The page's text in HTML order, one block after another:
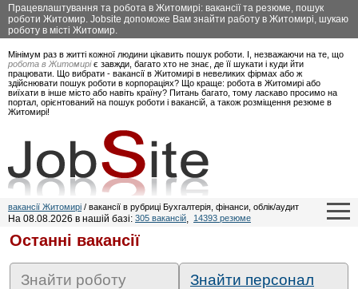
Працевлаштування та робота в Житомирі: вакансії та резюме, пошук
роботи Житомир. Jobsite допоможе Вам знайти работу в Житомирі, шукаю
роботу в місті Житомир.
Мінімум раз в житті кожної людини цікавить пошук роботи. І, незважаючи на те, що
робота в Житомиріє завжди, багато хто не знає, де її шукати і куди йти
працювати. Що вибрати - вакансії в Житомирі в невеликих фірмах або ж
здійснювати пошук роботи в корпораціях? Що краще: робота в Житомирі або
виїхати в інше місто або навіть країну? Питань багато, тому ласкаво просимо на
портал, орієнтований на пошук роботи і вакансій, а також розміщення резюме в
Житомирі!
вакансії Житомирі / вакансії в рубриці Бухгалтерія, фінанси, облік/аудит
На 08.08.2026 в нашій базі: 305 вакансій, 14393 резюме
Останні вакансії
Знайти роботу Знайти персонал